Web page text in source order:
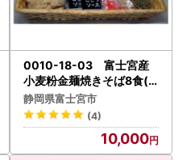
0010-18-03 富士宮産
小麦粉金麺焼きそば8食(
さのめん)
静岡県富士宮市
(4)
10,000